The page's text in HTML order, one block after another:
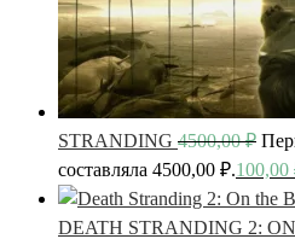
STRANDING 4500,00₽
составляла 4500,00 ₽.100,00
DEATH STRANDING 2: